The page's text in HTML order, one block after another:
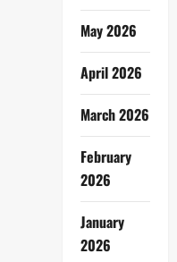
May 2026
April 2026
March 2026
February
2026
January
2026